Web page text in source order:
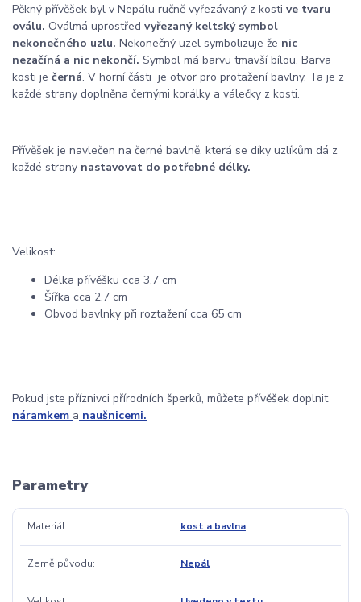
Pěkný přívěšek byl v Nepálu ručně vyřezávaný z kosti ve tvaru
oválu. Oválmá uprostřed vyřezaný keltský symbol
nekonečného uzlu. Nekonečný uzel symbolizuje že nic
nezačíná a nic nekončí. Symbol má barvu tmavší bílou. Barva
kosti je černá. V horní části je otvor pro protažení bavlny. Ta je z
každé strany doplněna černými korálky a válečky z kosti.
Přívěšek je navlečen na černé bavlně, která se díky uzlíkům dá z
každé strany nastavovat do potřebné délky.
Velikost:
Délka přívěšku cca 3,7 cm
Šířka cca 2,7 cm
Obvod bavlnky při roztažení cca 65 cm
Pokud jste příznivci přírodních šperků, můžete přívěšek doplnit
náramkem a naušnicemi.
Parametry
Materiál kost a bavlna
Země původu Nepál